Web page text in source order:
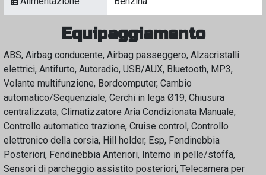
Equipaggiamento
ABS, Airbag conducente, Airbag passeggero, Alzacristalli
elettrici, Antifurto, Autoradio, USB/AUX, Bluetooth, MP3,
Volante multifunzione, Bordcomputer, Cambio
automatico/Sequenziale, Cerchi in lega Ø19, Chiusura
centralizzata, Climatizzatore Aria Condizionata Manuale,
Controllo automatico trazione, Cruise control, Controllo
elettronico della corsia, Hill holder, Esp, Fendinebbia
Posteriori, Fendinebbia Anteriori, Interno in pelle/stoffa,
Sensori di parcheggio assistito posteriori, Telecamera per